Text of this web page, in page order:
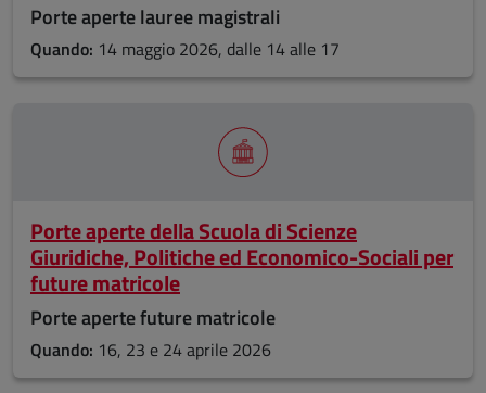
Porte aperte lauree magistrali
Quando: 14 maggio 2026, dalle 14 alle 17
Porte aperte della Scuola di Scienze
Giuridiche, Politiche ed Economico-Sociali per
future matricole
Porte aperte future matricole
Quando: 16, 23 e 24 aprile 2026